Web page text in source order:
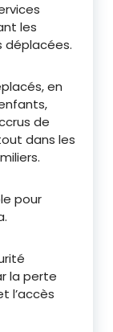
les
déplacées.
en
de
dans les
pour
la perte
l’accès